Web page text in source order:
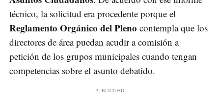
técnico, la solicitud era procedente porque el
Reglamento Orgánico del Pleno contempla que los
directores de área puedan acudir a comisión a
petición de los grupos municipales cuando tengan
competencias sobre el asunto debatido.